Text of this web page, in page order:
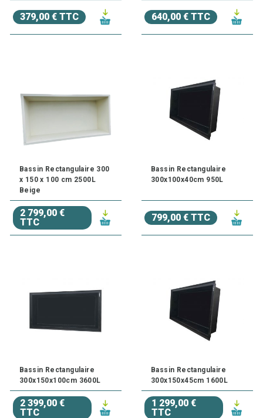
379,00 € TTC 640,00 € TTC
Bassin Rectangulaire 300
x 150 x 100 cm 2500L
Beige
2 799,00 €
TTC
Bassin Rectangulaire
300x100x40cm 950L
799,00 € TTC
Bassin Rectangulaire
300x150x100cm 3600L
2 399,00 €
TTC
Bassin Rectangulaire
300x150x45cm 1600L
1 299,00 €
TTC